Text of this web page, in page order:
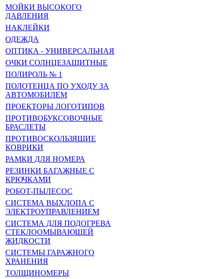
МОЙКИ ВЫСОКОГО
ДАВЛЕНИЯ
НАКЛЕЙКИ
ОДЕЖДА
ОПТИКА - УНИВЕРСАЛЬНАЯ
ОЧКИ СОЛНЦЕЗАЩИТНЫЕ
ПОЛИРОЛЬ № 1
ПОЛОТЕНЦА ПО УХОДУ ЗА
АВТОМОБИЛЕМ
ПРОЕКТОРЫ ЛОГОТИПОВ
ПРОТИВОБУКСОВОЧНЫЕ
БРАСЛЕТЫ
ПРОТИВОСКОЛЬЗЯЩИЕ
КОВРИКИ
РАМКИ ДЛЯ НОМЕРА
РЕЗИНКИ БАГАЖНЫЕ С
КРЮЧКАМИ
РОБОТ-ПЫЛЕСОС
СИСТЕМА ВЫХЛОПА С
ЭЛЕКТРОУПРАВЛЕНИЕМ
СИСТЕМА ДЛЯ ПОДОГРЕВА
СТЕКЛООМЫВАЮЩЕЙ
ЖИДКОСТИ
СИСТЕМЫ ГАРАЖНОГО
ХРАНЕНИЯ
ТОЛЩИНОМЕРЫ